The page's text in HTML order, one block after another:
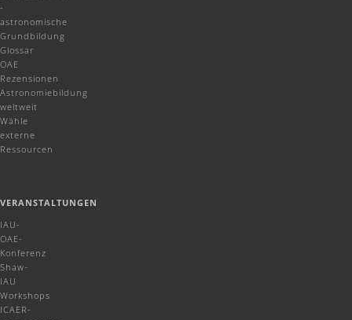
-
astronomische
Grundbildung
Glossar
OAE
Rezensionen
Astronomiebildung
weltweit
Wähle
externe
Ressourcen
VERANSTALTUNGEN
IAU-
OAE-
Konferenz
Shaw-
IAU
Workshops
ICAER-